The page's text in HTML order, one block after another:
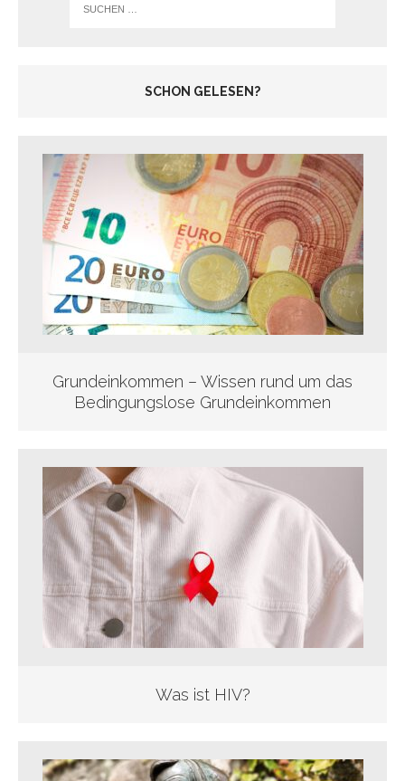
SCHON GELESEN?
Grundeinkommen – Wissen rund um das
Bedingungslose Grundeinkommen
Was ist HIV?